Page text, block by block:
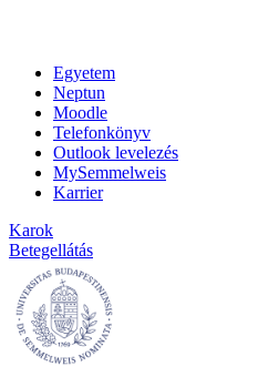
Egyetem
Neptun
Moodle
Telefonkönyv
Outlook levelezés
MySemmelweis
Karrier
Karok
Betegellátás